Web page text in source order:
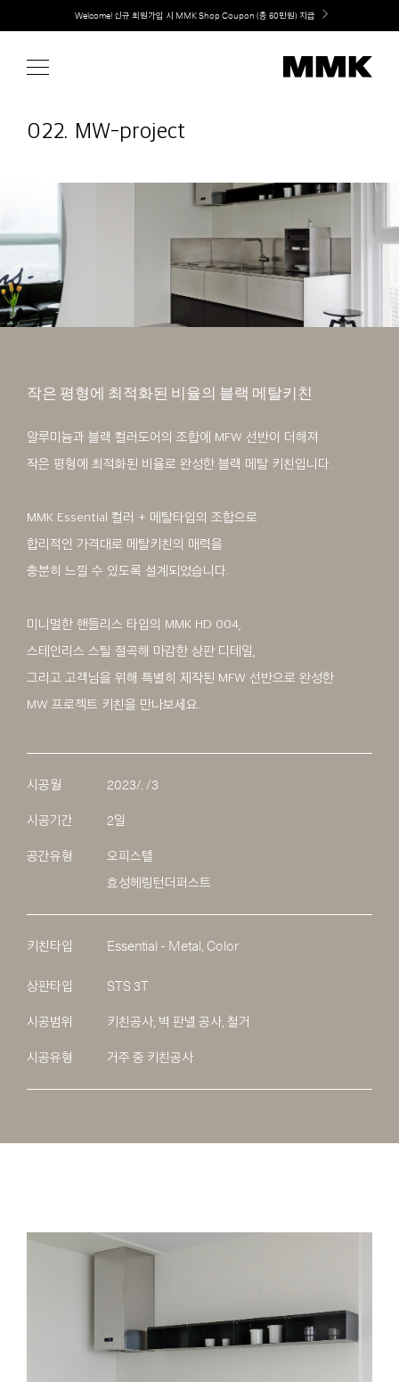
content
Welcome! 신규 회원가입 시 MMK Shop Coupon (총 60만원) 지급
022. MW-project
작은 평형에 최적화된 비율의 블랙 메탈키친
알루미늄과 블랙 컬러도어의 조합에 MFW 선반이 더해져
작은 평형에 최적화된 비율로 완성한 블랙 메탈 키친입니다.
MMK Essential 컬러 + 메탈타입의 조합으로
합리적인 가격대로 메탈키친의 매력을
충분히 느낄 수 있도록 설계되었습니다.
미니멀한 핸들리스 타입의 MMK HD 004,
스테인리스 스틸 절곡해 마감한 상판 디테일,
그리고 고객님을 위해 특별히 제작된 MFW 선반으로 완성한
MW 프로젝트 키친을 만나보세요.
시공월 2023/. /3
시공기간 2일
공간유형
오피스텔
효성헤링턴더퍼스트
키친타입 Essential - Metal, Color
상판타입 STS 3T
시공범위 키친공사, 벽 판넬 공사, 철거
시공유형 거주 중 키친공사